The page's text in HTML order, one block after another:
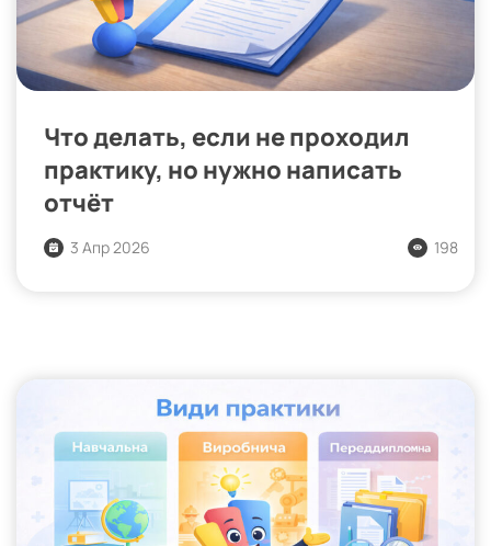
Что делать, если не проходил
практику, но нужно написать
отчёт
3 Апр 2026 198